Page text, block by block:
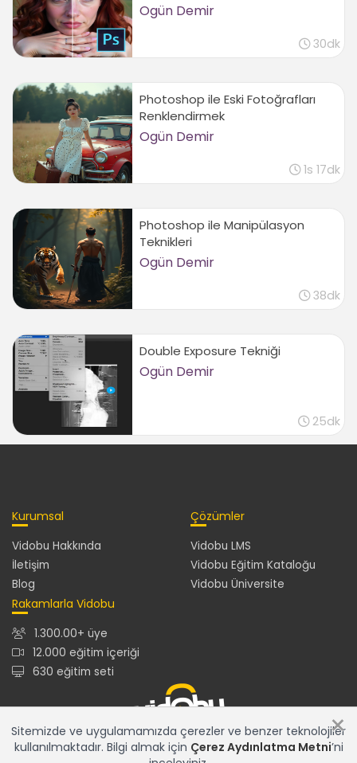
Ogün Demir
30dk
Photoshop ile Eski Fotoğrafları
Renklendirmek
Ogün Demir
1s 17dk
Photoshop ile Manipülasyon
Teknikleri
Ogün Demir
38dk
Double Exposure Tekniği
Ogün Demir
25dk
Kurumsal
Vidobu Hakkında
İletişim
Blog
Çözümler
Vidobu LMS
Vidobu Eğitim Kataloğu
Vidobu Üniversite
Rakamlarla Vidobu
1.300.00+ üye
12.000 eğitim içeriği
630 eğitim seti
12.000+ eğitim içeriğiyle en güncel ve en zengin eğitim
×
Sitemizde ve uygulamamızda çerezler ve benzer teknolojiler
kullanılmaktadır. Bilgi almak için Çerez Aydınlatma Metni’ni